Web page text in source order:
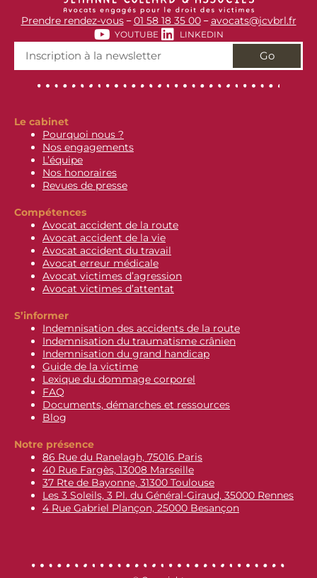
Prendre rendez-vous–01 58 18 35 00–avocats@jcvbrl.fr
YOUTUBE LINKEDIN
Go
Le cabinet
Pourquoi nous ?
Nos engagements
L’équipe
Nos honoraires
Revues de presse
Compétences
Avocat accident de la route
Avocat accident de la vie
Avocat accident du travail
Avocat erreur médicale
Avocat victimes d’agression
Avocat victimes d’attentat
S’informer
Indemnisation des accidents de la route
Indemnisation du traumatisme crânien
Indemnisation du grand handicap
Guide de la victime
Lexique du dommage corporel
FAQ
Documents, démarches et ressources
Blog
Notre présence
86 Rue du Ranelagh, 75016 Paris
40 Rue Fargès, 13008 Marseille
37 Rte de Bayonne, 31300 Toulouse
Les 3 Soleils, 3 Pl. du Général-Giraud, 35000 Rennes
4 Rue Gabriel Plançon, 25000 Besançon